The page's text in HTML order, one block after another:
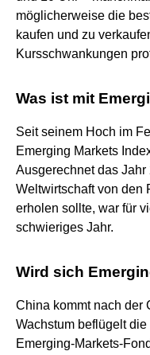
möglicherweise die
kaufen und zu
Kursschwankungen
Was ist mit
Seit seinem Hoch im
Emerging Markets
Ausgerechnet das
Weltwirtschaft von den
erholen sollte, war für
schwieriges Jahr.
Wird sich
China kommt nach der
Wachstum beflügelt
Emerging-Markets-